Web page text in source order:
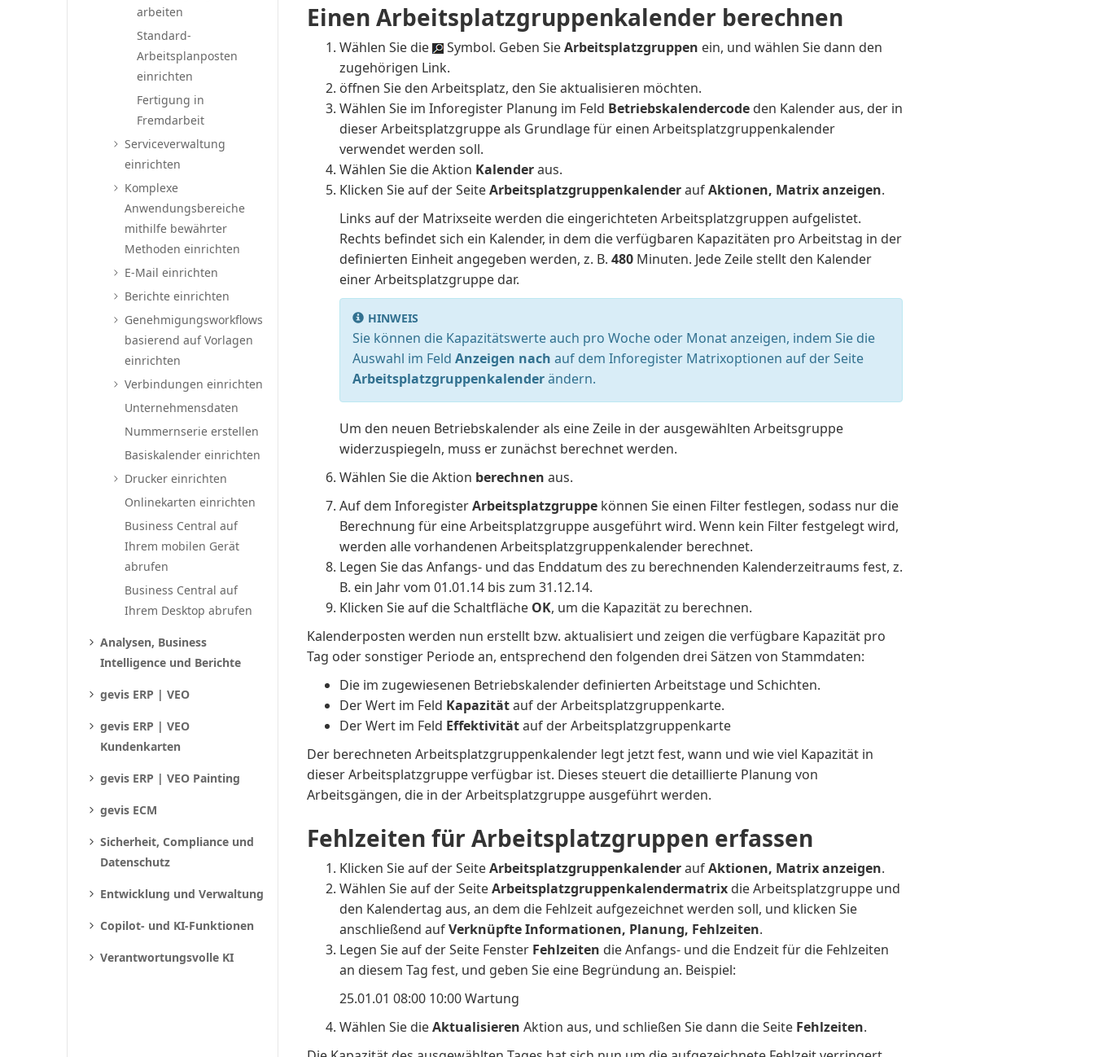
arbeiten
Standard-
Arbeitsplanposten
einrichten
Fertigung in
Fremdarbeit
Serviceverwaltung
einrichten
Komplexe
Anwendungsbereiche
mithilfe bewährter
Methoden einrichten
E-Mail einrichten
Berichte einrichten
Genehmigungsworkflows
basierend auf Vorlagen
einrichten
Verbindungen einrichten
Unternehmensdaten
Nummernserie erstellen
Basiskalender einrichten
Drucker einrichten
Onlinekarten einrichten
Business Central auf
Ihrem mobilen Gerät
abrufen
Business Central auf
Ihrem Desktop abrufen
Analysen, Business
Intelligence und Berichte
gevis ERP | VEO
gevis ERP | VEO
Kundenkarten
gevis ERP | VEO Painting
gevis ECM
Sicherheit, Compliance und
Datenschutz
Entwicklung und Verwaltung
Copilot- und KI-Funktionen
Verantwortungsvolle KI
Einen Arbeitsplatzgruppenkalender berechnen
Wählen Sie die Symbol. Geben SieArbeitsplatzgruppen ein, und wählen Sie dann den
zugehörigen Link.
öffnen Sie den Arbeitsplatz, den Sie aktualisieren möchten.
Wählen Sie im Inforegister Planung im Feld Betriebskalendercode den Kalender aus, der in
dieser Arbeitsplatzgruppe als Grundlage für einen Arbeitsplatzgruppenkalender
verwendet werden soll.
Wählen Sie die Aktion Kalenderaus.
Klicken Sie auf der SeiteArbeitsplatzgruppenkalenderaufAktionen, Matrix anzeigen.
Links auf der Matrixseite werden die eingerichteten Arbeitsplatzgruppen aufgelistet.
Rechts befindet sich ein Kalender, in dem die verfügbaren Kapazitäten pro Arbeitstag in der
definierten Einheit angegeben werden, z. B.480 Minuten. Jede Zeile stellt den Kalender
einer Arbeitsplatzgruppe dar.
HINWEIS
Sie können die Kapazitätswerte auch pro Woche oder Monat anzeigen, indem Sie die
Auswahl im FeldAnzeigen nach auf dem Inforegister Matrixoptionen auf der Seite
Arbeitsplatzgruppenkalenderändern.
Um den neuen Betriebskalender als eine Zeile in der ausgewählten Arbeitsgruppe
widerzuspiegeln, muss er zunächst berechnet werden.
Wählen Sie die Aktion berechnen aus.
Auf dem InforegisterArbeitsplatzgruppe können Sie einen Filter festlegen, sodass nur die
Berechnung für eine Arbeitsplatzgruppe ausgeführt wird. Wenn kein Filter festgelegt wird,
werden alle vorhandenen Arbeitsplatzgruppenkalender berechnet.
Legen Sie das Anfangs- und das Enddatum des zu berechnenden Kalenderzeitraums fest, z.
B. ein Jahr vom 01.01.14 bis zum 31.12.14.
Klicken Sie auf die Schaltfläche OK, um die Kapazität zu berechnen.
Kalenderposten werden nun erstellt bzw. aktualisiert und zeigen die verfügbare Kapazität pro
Tag oder sonstiger Periode an, entsprechend den folgenden drei Sätzen von Stammdaten:
Die im zugewiesenen Betriebskalender definierten Arbeitstage und Schichten.
Der Wert im Feld Kapazitätauf der Arbeitsplatzgruppenkarte.
Der Wert im Feld Effektivitätauf der Arbeitsplatzgruppenkarte
Der berechneten Arbeitsplatzgruppenkalender legt jetzt fest, wann und wie viel Kapazität in
dieser Arbeitsplatzgruppe verfügbar ist. Dieses steuert die detaillierte Planung von
Arbeitsgängen, die in der Arbeitsplatzgruppe ausgeführt werden.
Fehlzeiten für Arbeitsplatzgruppen erfassen
Klicken Sie auf der SeiteArbeitsplatzgruppenkalenderaufAktionen, Matrix anzeigen.
Wählen Sie auf der SeiteArbeitsplatzgruppenkalendermatrix die Arbeitsplatzgruppe und
den Kalendertag aus, an dem die Fehlzeit aufgezeichnet werden soll, und klicken Sie
anschließend aufVerknüpfte Informationen, Planung, Fehlzeiten.
Legen Sie auf der Seite Fenster Fehlzeiten die Anfangs- und die Endzeit für die Fehlzeiten
an diesem Tag fest, und geben Sie eine Begründung an. Beispiel:
25.01.01 08:00 10:00 Wartung
Wählen Sie dieAktualisieren Aktion aus, und schließen Sie dann die Seite Fehlzeiten.